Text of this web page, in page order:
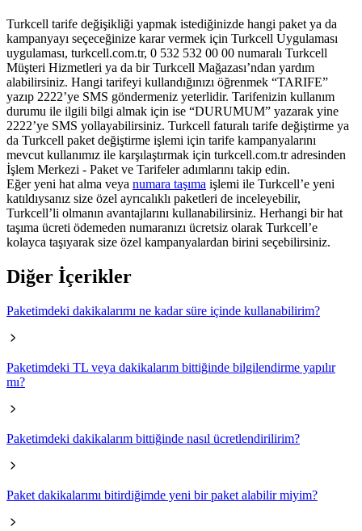
Turkcell tarife değişikliği yapmak istediğinizde hangi paket ya da
kampanyayı seçeceğinize karar vermek için Turkcell Uygulaması
uygulaması, turkcell.com.tr, 0 532 532 00 00 numaralı Turkcell
Müşteri Hizmetleri ya da bir Turkcell Mağazası’ndan yardım
alabilirsiniz. Hangi tarifeyi kullandığınızı öğrenmek “TARIFE”
yazıp 2222’ye SMS göndermeniz yeterlidir. Tarifenizin kullanım
durumu ile ilgili bilgi almak için ise “DURUMUM” yazarak yine
2222’ye SMS yollayabilirsiniz. Turkcell faturalı tarife değiştirme ya
da Turkcell paket değiştirme işlemi için tarife kampanyalarını
mevcut kullanımız ile karşılaştırmak için turkcell.com.tr adresinden
İşlem Merkezi - Paket ve Tarifeler adımlarını takip edin.
Eğer yeni hat alma veya numara taşıma işlemi ile Turkcell’e yeni
katıldıysanız size özel ayrıcalıklı paketleri de inceleyebilir,
Turkcell’li olmanın avantajlarını kullanabilirsiniz. Herhangi bir hat
taşıma ücreti ödemeden numaranızı ücretsiz olarak Turkcell’e
kolayca taşıyarak size özel kampanyalardan birini seçebilirsiniz.
Diğer İçerikler
Paketimdeki dakikalarımı ne kadar süre içinde kullanabilirim?
Paketimdeki TL veya dakikalarım bittiğinde bilgilendirme yapılır
mı?
Paketimdeki dakikalarım bittiğinde nasıl ücretlendirilirim?
Paket dakikalarımı bitirdiğimde yeni bir paket alabilir miyim?